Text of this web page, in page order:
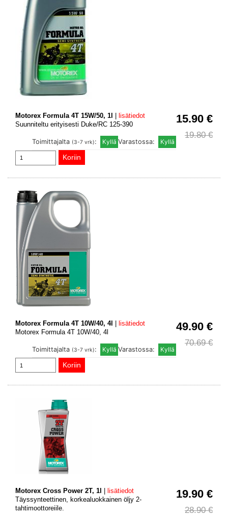
15.90 €
19.80 €
Motorex Formula 4T 15W/50, 1l
lisätiedot
Suunniteltu erityisesti Duke/RC 125-390
Varastossa:
Toimittajalta (3-7 vrk):
49.90 €
70.69 €
Motorex Formula 4T 10W/40, 4l
lisätiedot
Motorex Formula 4T 10W/40, 4l
Varastossa:
Toimittajalta (3-7 vrk):
19.90 €
28.90 €
Motorex Cross Power 2T, 1l
lisätiedot
Täyssynteettinen, korkealuokkainen öljy 2-
tahtimoottoreiile.